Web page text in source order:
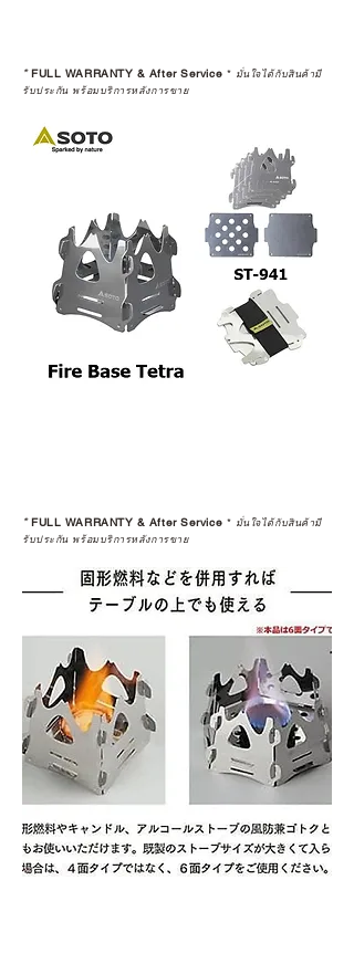
*FULL WARRANTY & After Service * มั่นใจได้กับสินค้ามี
รับประกัน พร้อมบริการหลังการขาย
*FULL WARRANTY & After Service * มั่นใจได้กับสินค้ามี
รับประกัน พร้อมบริการหลังการขาย